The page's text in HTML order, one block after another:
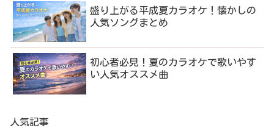
盛り上がる平成夏カラオケ！懐かしの
人気ソングまとめ
初心者必見！夏のカラオケで歌いやす
い人気オススメ曲
人気記事